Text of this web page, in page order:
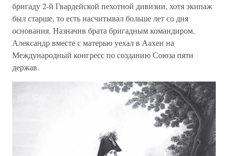
бригаду 2-й Гвардейской пехотной дивизии, хотя экипаж
был старше, то есть насчитывал больше лет со дня
основания. Назначив брата бригадным командиром,
Александр вместе с матерью уехал в Аахен на
Международный конгресс по созданию Союза пяти
держав.